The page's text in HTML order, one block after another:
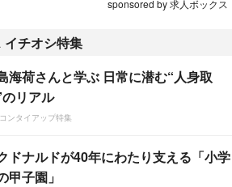
sponsored by 求人ボックス
イチオシ特集
海荷さんと学ぶ 日常に潜む“人身取
のリアル
ンタイアップ特集
ドナルドが40年にわたり支える「小学
甲子園」